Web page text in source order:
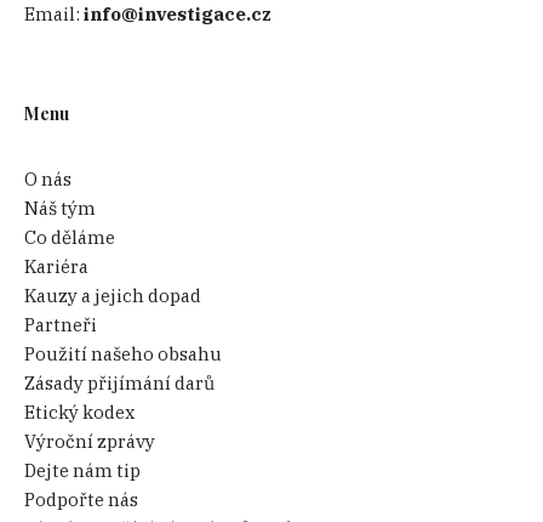
Email:info@investigace.cz
Menu
O nás
Náš tým
Co děláme
Kariéra
Kauzy a jejich dopad
Partneři
Použití našeho obsahu
Zásady přijímání darů
Etický kodex
Výroční zprávy
Dejte nám tip
Podpořte nás